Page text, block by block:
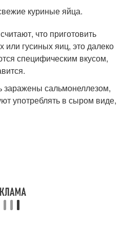
куриные яйца.
что приготовить
гусиных яиц, это далеко
специфическим вкусом,
заражены сальмонеллезом,
употреблять в сыром виде,